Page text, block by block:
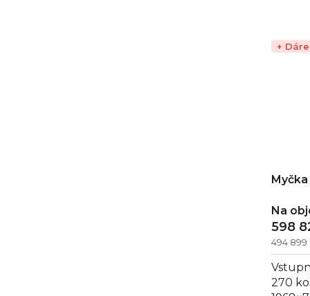
+
Na
494 899
598
270